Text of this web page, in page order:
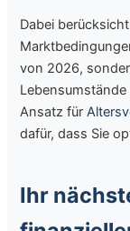
Dabei
von 2026,
Ansatz für
dafür, dass Sie
Ihr